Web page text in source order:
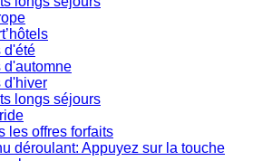
d'été
d'automne
d'hiver
longs séjours
les offres forfaits
déroulant: Appuyez sur la touche